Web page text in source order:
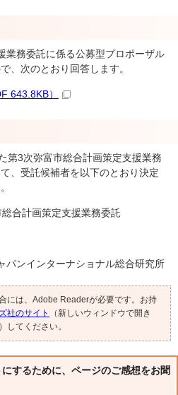
業務委託に係る公募型プロポーザル
、次のとおり回答します。
643.8KB）
第3次弥富市総合計画策定支援業務
、受託候補者を以下のとおり決定
計画策定支援業務委託
ンインターナショナル総合研究所
には、Adobe Readerが必要です。お持
社のサイト
（新しいウィンドウで開き
してください。
するために、ページのご感想をお聞